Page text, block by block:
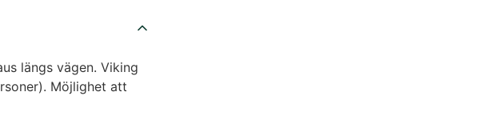
längs vägen. Viking
Möjlighet att